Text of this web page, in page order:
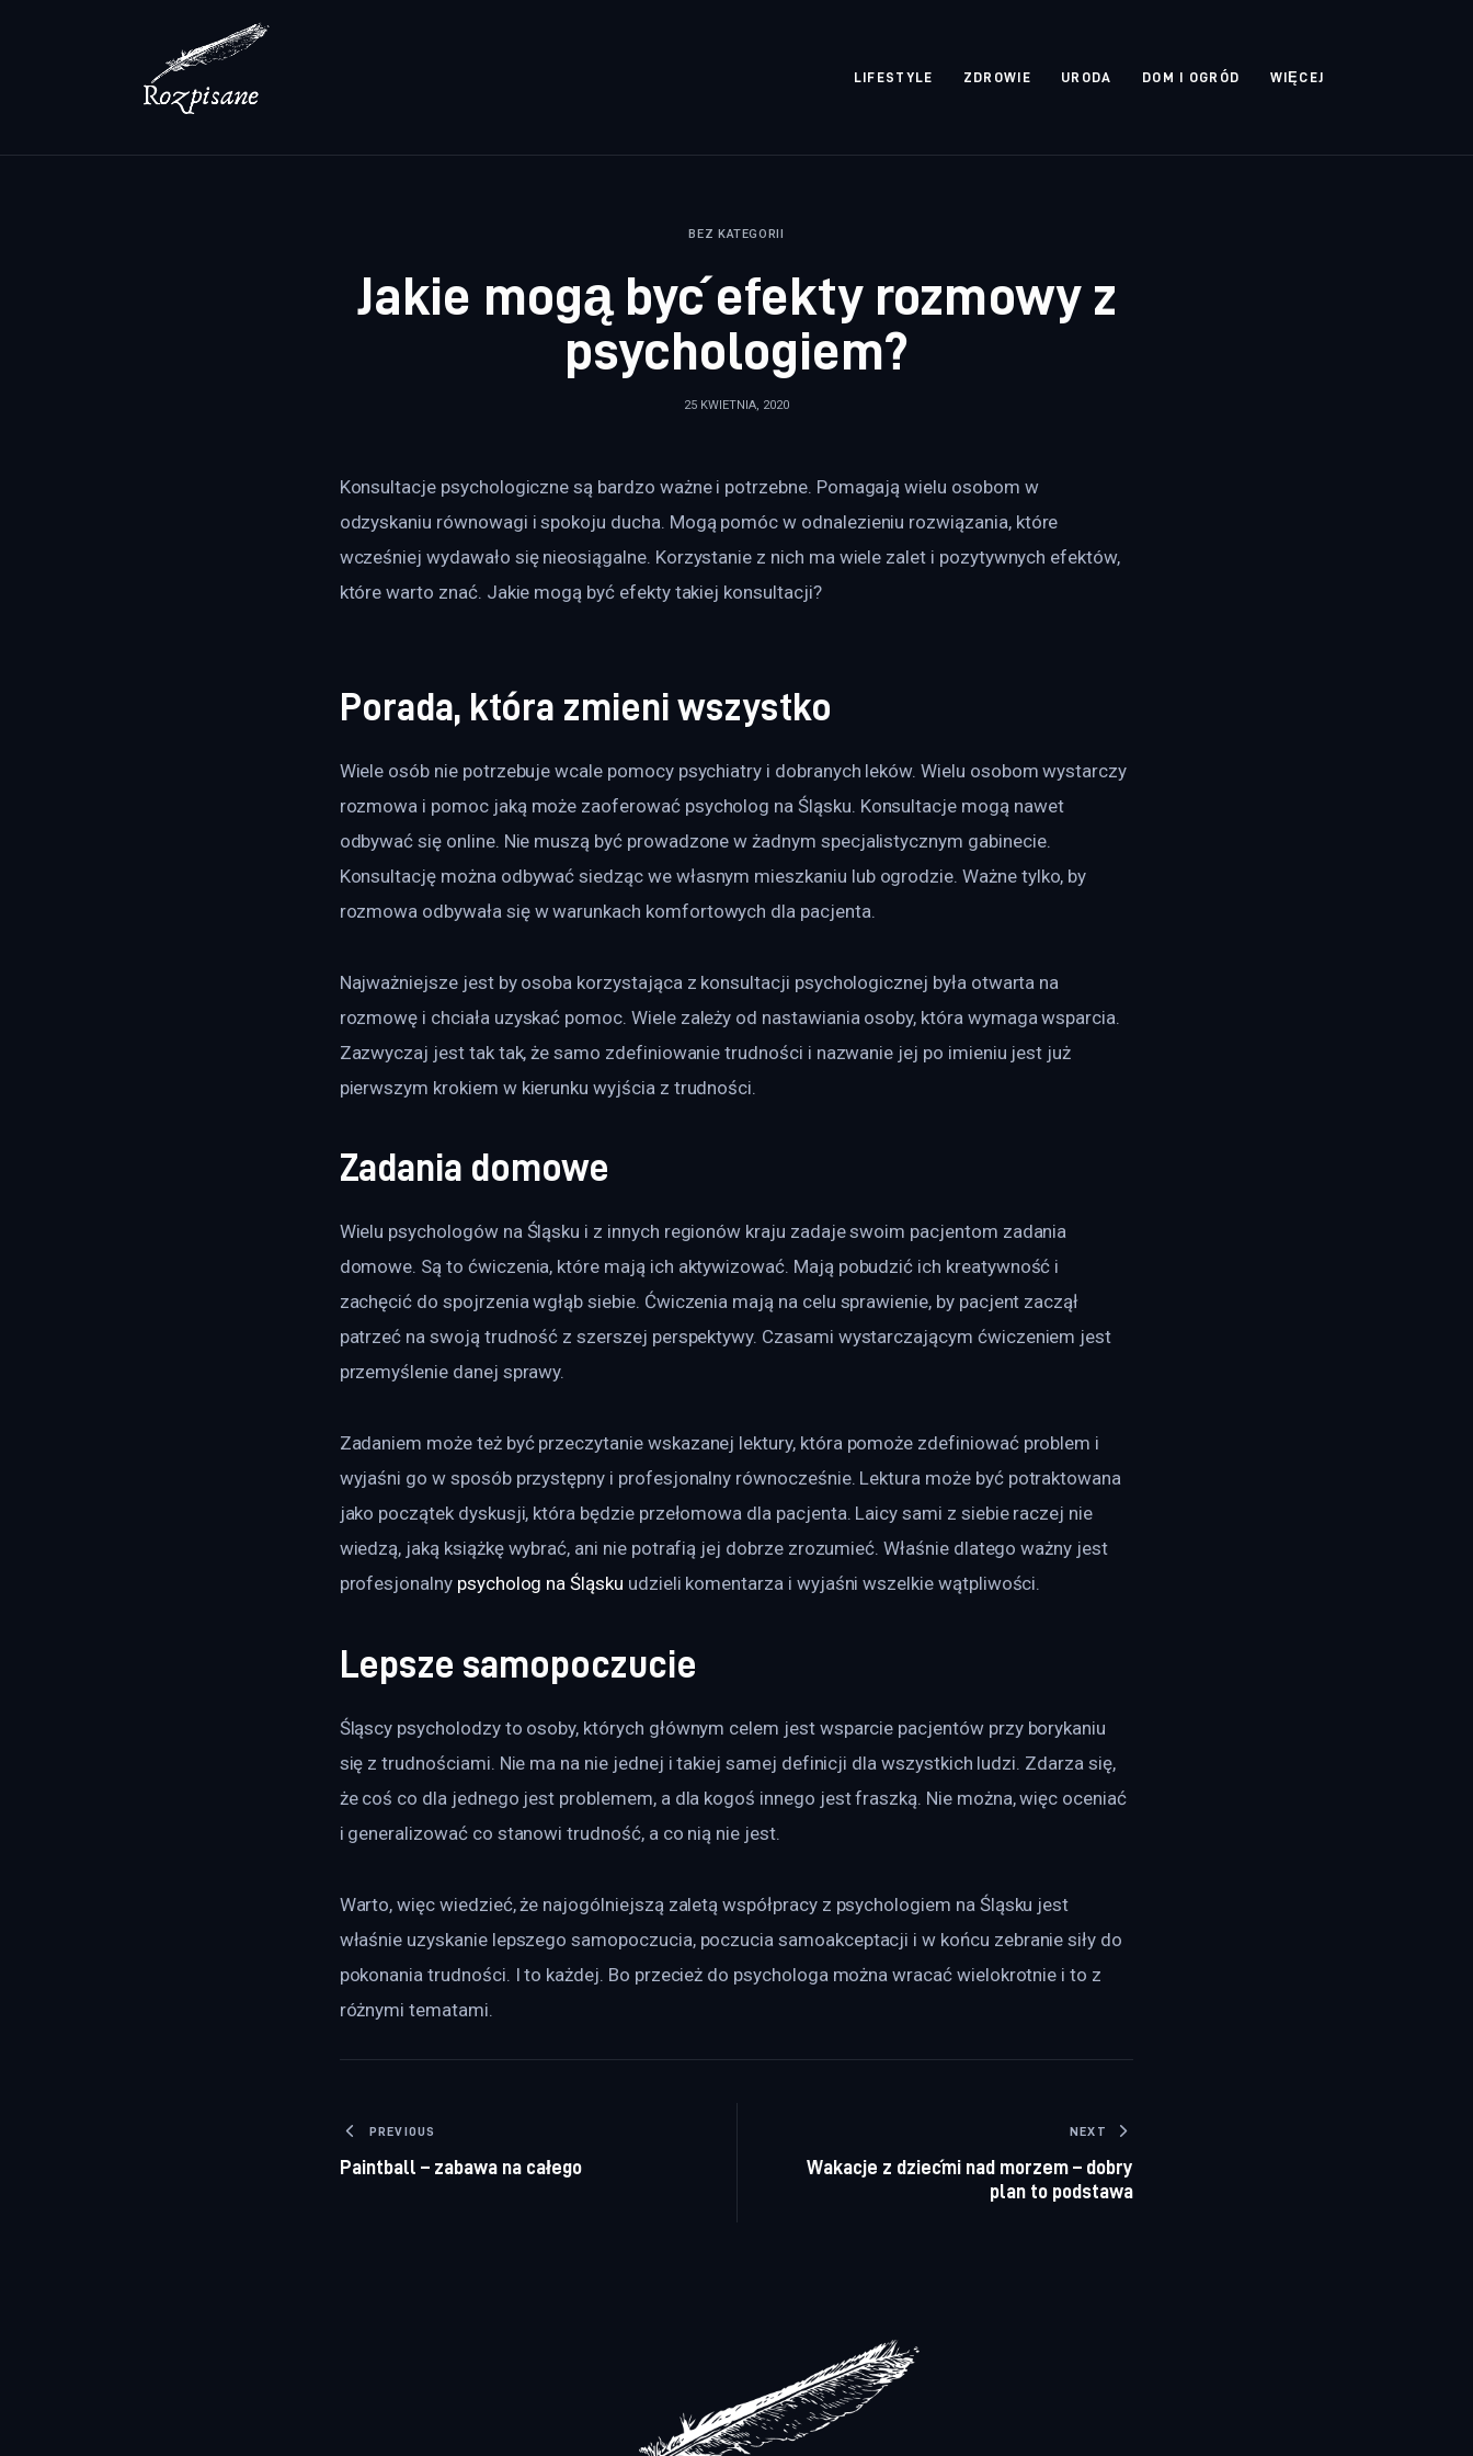
LIFESTYLE ZDROWIE URODA DOM I OGRÓD WIĘCEJ
BEZ KATEGORII
Jakie mogą być efekty rozmowy z
psychologiem?
25 KWIETNIA, 2020
Konsultacje psychologiczne są bardzo ważne i potrzebne. Pomagają wielu osobom w
odzyskaniu równowagi i spokoju ducha. Mogą pomóc w odnalezieniu rozwiązania, które
wcześniej wydawało się nieosiągalne. Korzystanie z nich ma wiele zalet i pozytywnych efektów,
które warto znać. Jakie mogą być efekty takiej konsultacji?
Porada, która zmieni wszystko
Wiele osób nie potrzebuje wcale pomocy psychiatry i dobranych leków. Wielu osobom wystarczy
rozmowa i pomoc jaką może zaoferować psycholog na Śląsku. Konsultacje mogą nawet
odbywać się online. Nie muszą być prowadzone w żadnym specjalistycznym gabinecie.
Konsultację można odbywać siedząc we własnym mieszkaniu lub ogrodzie. Ważne tylko, by
rozmowa odbywała się w warunkach komfortowych dla pacjenta.
Najważniejsze jest by osoba korzystająca z konsultacji psychologicznej była otwarta na
rozmowę i chciała uzyskać pomoc. Wiele zależy od nastawiania osoby, która wymaga wsparcia.
Zazwyczaj jest tak tak, że samo zdefiniowanie trudności i nazwanie jej po imieniu jest już
pierwszym krokiem w kierunku wyjścia z trudności.
Zadania domowe
Wielu psychologów na Śląsku i z innych regionów kraju zadaje swoim pacjentom zadania
domowe. Są to ćwiczenia, które mają ich aktywizować. Mają pobudzić ich kreatywność i
zachęcić do spojrzenia wgłąb siebie. Ćwiczenia mają na celu sprawienie, by pacjent zaczął
patrzeć na swoją trudność z szerszej perspektywy. Czasami wystarczającym ćwiczeniem jest
przemyślenie danej sprawy.
Zadaniem może też być przeczytanie wskazanej lektury, która pomoże zdefiniować problem i
wyjaśni go w sposób przystępny i profesjonalny równocześnie. Lektura może być potraktowana
jako początek dyskusji, która będzie przełomowa dla pacjenta. Laicy sami z siebie raczej nie
wiedzą, jaką książkę wybrać, ani nie potrafią jej dobrze zrozumieć. Właśnie dlatego ważny jest
profesjonalny psycholog na Śląsku udzieli komentarza i wyjaśni wszelkie wątpliwości.
Lepsze samopoczucie
Śląscy psycholodzy to osoby, których głównym celem jest wsparcie pacjentów przy borykaniu
się z trudnościami. Nie ma na nie jednej i takiej samej definicji dla wszystkich ludzi. Zdarza się,
że coś co dla jednego jest problemem, a dla kogoś innego jest fraszką. Nie można, więc oceniać
i generalizować co stanowi trudność, a co nią nie jest.
Warto, więc wiedzieć, że najogólniejszą zaletą współpracy z psychologiem na Śląsku jest
właśnie uzyskanie lepszego samopoczucia, poczucia samoakceptacji i w końcu zebranie siły do
pokonania trudności. I to każdej. Bo przecież do psychologa można wracać wielokrotnie i to z
różnymi tematami.
Nawigacja wpisu
PREVIOUS
Paintball – zabawa na całego
NEXT
Wakacje z dziećmi nad morzem – dobry
plan to podstawa